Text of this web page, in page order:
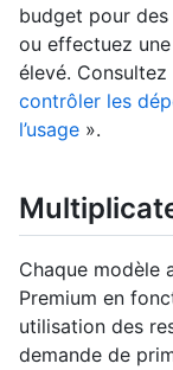
budget pour
ou effectuez
élevé. Consultez
contrôler les
l’usage ».
Chaque modèle
Premium en
utilisation des
demande de